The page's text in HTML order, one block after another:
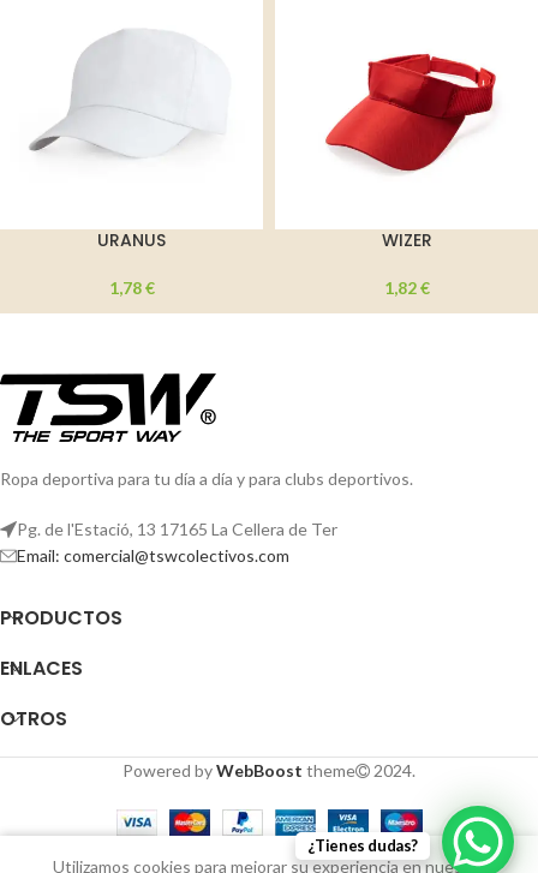
URANUS
1,78€
WIZER
1,82€
Ropa deportiva para tu día a día y para clubs deportivos.
Pg. de l'Estació, 13 17165 La Cellera de Ter
Email: comercial@tswcolectivos.com
PRODUCTOS
ENLACES
OTROS
Powered byWebBoost theme 2024.
Utilizamos cookies para mejorar su experiencia en nuestro
¿Tienes dudas?